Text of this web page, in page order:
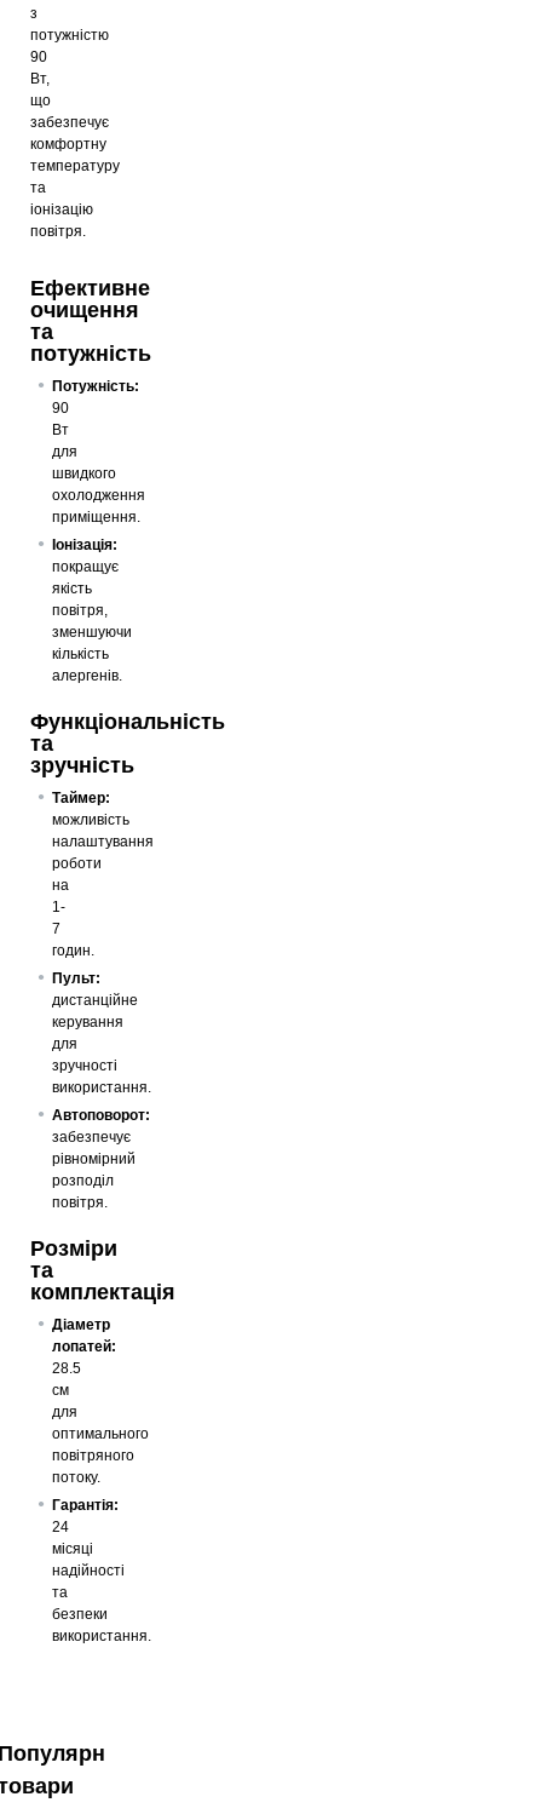
з
потужністю
90
Вт,
що
забезпечує
комфортну
температуру
та
іонізацію
повітря.
Ефективне
очищення
та
потужність
Потужність:
90
Вт
для
швидкого
охолодження
приміщення.
Іонізація:
покращує
якість
повітря,
зменшуючи
кількість
алергенів.
Функціональність
та
зручність
Таймер:
можливість
налаштування
роботи
на
1-
7
годин.
Пульт:
дистанційне
керування
для
зручності
використання.
Автоповорот:
забезпечує
рівномірний
розподіл
повітря.
Розміри
та
комплектація
Діаметр
лопатей:
28.5
см
для
оптимального
повітряного
потоку.
Гарантія:
24
місяці
надійності
та
безпеки
використання.